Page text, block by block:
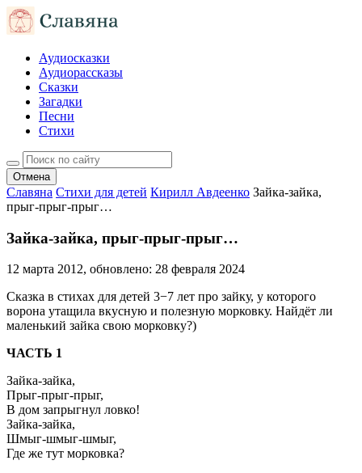
Аудиосказки
Аудиорассказы
Сказки
Загадки
Песни
Стихи
Отмена
Славяна Стихи для детей Кирилл Авдеенко Зайка-зайка,
прыг-прыг-прыг…
Зайка-зайка, прыг-прыг-прыг…
12 марта 2012, обновлено: 28 февраля 2024
Cказка в стихах для детей 3−7 лет про зайку, у которого
ворона утащила вкусную и полезную морковку. Найдёт ли
маленький зайка свою морковку?)
ЧАСТЬ 1
Зайка-зайка,
Прыг-прыг-прыг,
В дом запрыгнул ловко!
Зайка-зайка,
Шмыг-шмыг-шмыг,
Где же тут морковка?